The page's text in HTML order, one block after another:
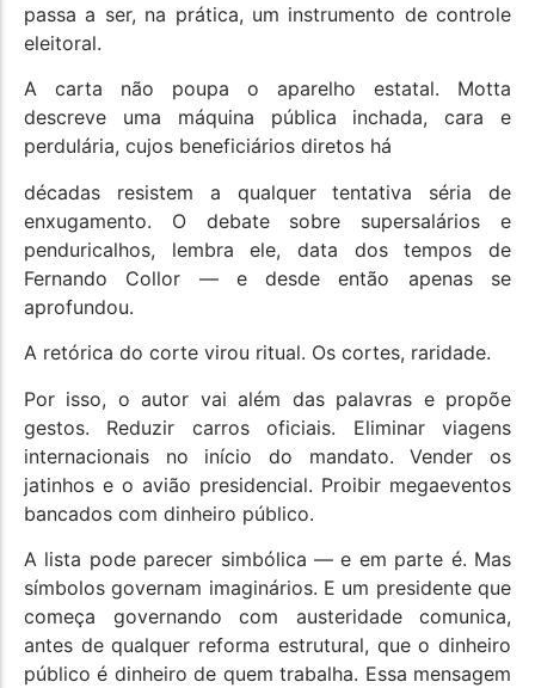
passa a ser, na prática, um instrumento de controle
eleitoral.
A carta não poupa o aparelho estatal. Motta
descreve uma máquina pública inchada, cara e
perdulária, cujos beneficiários diretos há
décadas resistem a qualquer tentativa séria de
enxugamento. O debate sobre supersalários e
penduricalhos, lembra ele, data dos tempos de
Fernando Collor — e desde então apenas se
aprofundou.
A retórica do corte virou ritual. Os cortes, raridade.
Por isso, o autor vai além das palavras e propõe
gestos. Reduzir carros oficiais. Eliminar viagens
internacionais no início do mandato. Vender os
jatinhos e o avião presidencial. Proibir megaeventos
bancados com dinheiro público.
A lista pode parecer simbólica — e em parte é. Mas
símbolos governam imaginários. E um presidente que
começa governando com austeridade comunica,
antes de qualquer reforma estrutural, que o dinheiro
público é dinheiro de quem trabalha. Essa mensagem